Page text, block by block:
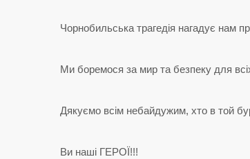
Чорнобильська трагедія нагадує нам
Ми боремося за мир та безпеку для
Дякуємо всім небайдужим, хто в той
Ви наші ГЕРОЇ!!!